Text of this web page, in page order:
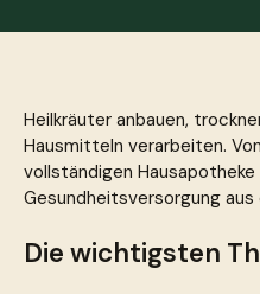
Heilkräuter anbauen,
Hausmitteln verarbeiten.
vollständigen
Gesundheitsversorgung
Die wichtigsten